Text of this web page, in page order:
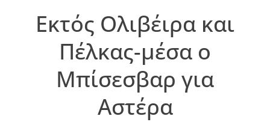
Εκτός Ολιβέιρα και
Πέλκας-μέσα ο
Μπίσεσβαρ για
Αστέρα